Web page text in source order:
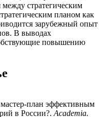
стратегическим
планом как
зарубежный опыт
В выводах
повышению
план эффективным
в России?. Academia.